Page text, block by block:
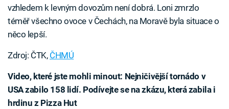
vzhledem k levným dovozům není dobrá. Loni zmrzlo
téměř všechno ovoce v Čechách, na Moravě byla situace o
něco lepší.
Zdroj: ČTK, ČHMÚ
Video, které jste mohli minout: Nejničivější tornádo v
USA zabilo 158 lidí. Podívejte se na zkázu, která zabila i
hrdinu z Pizza Hut